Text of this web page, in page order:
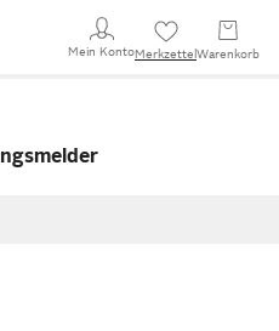
Mein KontoMerkzettel Warenkorb